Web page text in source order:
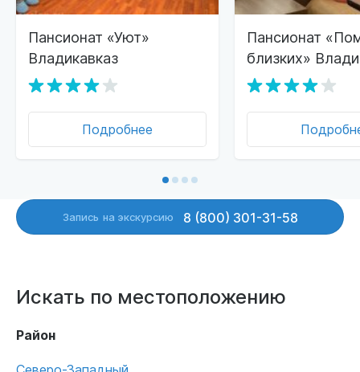
Пансионат «Уют»
Владикавказ
Подробнее
Пансионат
близких»
Запись на экскурсию 8 (800) 301-31-58
Искать по местоположению
Район